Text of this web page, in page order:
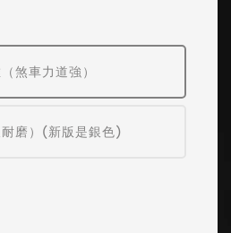
煞車力道強）
磨）(新版是銀色)